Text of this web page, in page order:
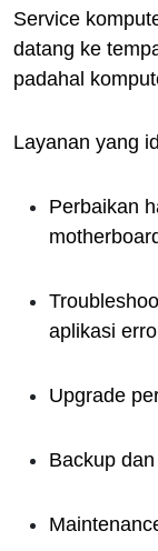
Service
datang ke
padahal
Layanan yang
Perbaikan
aplikasi
Upgrade
Backup